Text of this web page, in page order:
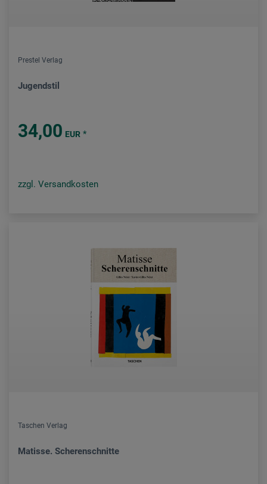
Prestel Verlag
Jugendstil
34,00 EUR *
zzgl. Versandkosten
Taschen Verlag
Matisse. Scherenschnitte